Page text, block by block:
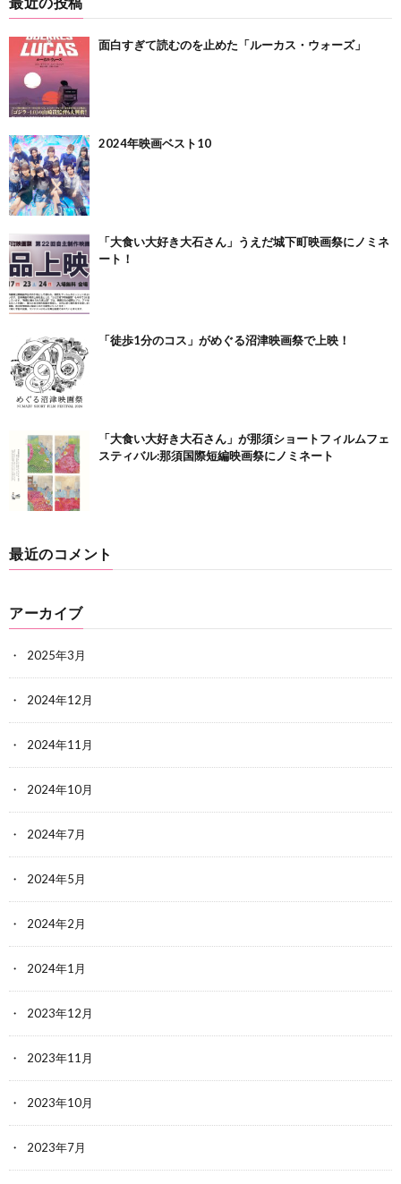
面白すぎて読むのを止めた「ルーカス・ウォーズ」
2024年映画ベスト10
「大食い大好き大石さん」うえだ城下町映画祭にノミネ
ート！
「徒歩1分のコス」がめぐる沼津映画祭で上映！
「大食い大好き大石さん」が那須ショートフィルムフェ
スティバル:那須国際短編映画祭にノミネート
最近のコメント
アーカイブ
2025年3月
2024年12月
2024年11月
2024年10月
2024年7月
2024年5月
2024年2月
2024年1月
2023年12月
2023年11月
2023年10月
2023年7月